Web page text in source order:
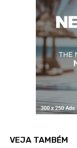
VEJA TAMBÉM